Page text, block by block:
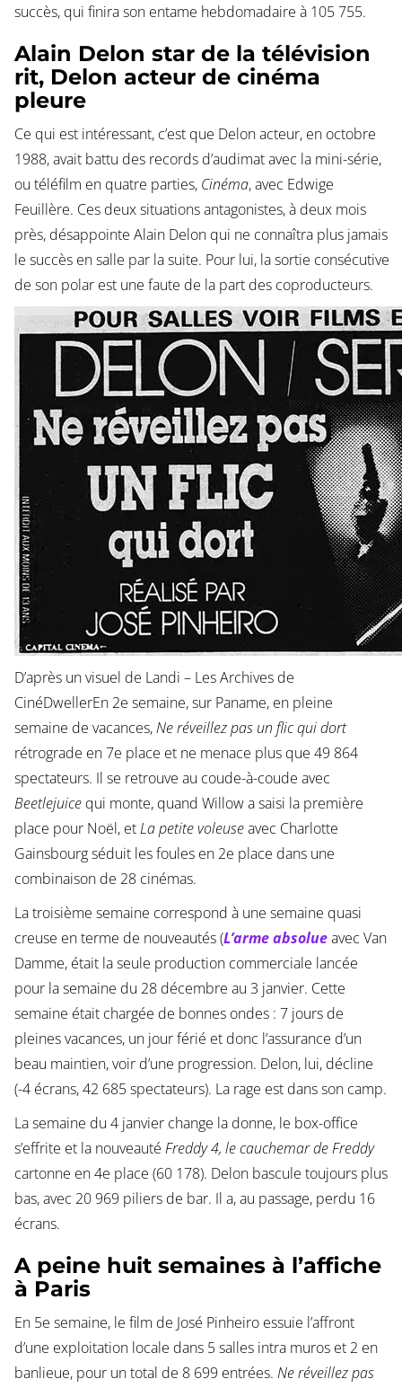
succès, qui finira son entame hebdomadaire à 105 755.
Alain Delon star de la télévision
rit, Delon acteur de cinéma
pleure
Ce qui est intéressant, c’est que Delon acteur, en octobre
1988, avait battu des records d’audimat avec la mini-série,
ou téléfilm en quatre parties,Cinéma, avec Edwige
Feuillère. Ces deux situations antagonistes, à deux mois
près, désappointe Alain Delon qui ne connaîtra plus jamais
le succès en salle par la suite. Pour lui, la sortie consécutive
de son polar est une faute de la part des coproducteurs.
D’après un visuel de Landi – Les Archives de
CinéDwellerEn 2e semaine, sur Paname, en pleine
semaine de vacances,Ne réveillez pas un flic qui dort
rétrograde en 7e place et ne menace plus que 49 864
spectateurs. Il se retrouve au coude-à-coude avec
Beetlejuicequi monte, quand Willow a saisi la première
place pour Noël, etLa petite voleuseavec Charlotte
Gainsbourg séduit les foules en 2e place dans une
combinaison de 28 cinémas.
La troisième semaine correspond à une semaine quasi
creuse en terme de nouveautés (L’arme absolue avec Van
Damme, était la seule production commerciale lancée
pour la semaine du 28 décembre au 3 janvier. Cette
semaine était chargée de bonnes ondes : 7 jours de
pleines vacances, un jour férié et donc l’assurance d’un
beau maintien, voir d’une progression. Delon, lui, décline
(-4 écrans, 42 685 spectateurs). La rage est dans son camp.
La semaine du 4 janvier change la donne, le box-office
s’effrite et la nouveauté Freddy 4, le cauchemar de Freddy
cartonne en 4e place (60 178). Delon bascule toujours plus
bas, avec 20 969 piliers de bar. Il a, au passage, perdu 16
écrans.
A peine huit semaines à l’affiche
à Paris
En 5e semaine, le film de José Pinheiro essuie l’affront
d’une exploitation locale dans 5 salles intra muros et 2 en
banlieue, pour un total de 8 699 entrées. Ne réveillez pas